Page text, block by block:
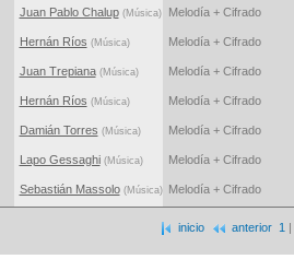
Juan Pablo Chalup(Música) Melodía + Cifrado
Hernán Ríos (Música) Melodía + Cifrado
Juan Trepiana(Música) Melodía + Cifrado
Hernán Ríos (Música) Melodía + Cifrado
Damián Torres (Música) Melodía + Cifrado
Lapo Gessaghi(Música) Melodía + Cifrado
Sebastián Massolo(Música) Melodía + Cifrado
inicio anterior 1 |